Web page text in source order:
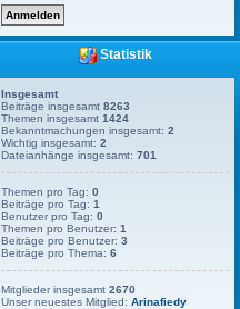
Statistik
Insgesamt
Beiträge insgesamt8263
Themen insgesamt1424
Bekanntmachungen insgesamt:2
Wichtig insgesamt:2
Dateianhänge insgesamt:701
Themen pro Tag:0
Beiträge pro Tag:1
Benutzer pro Tag:0
Themen pro Benutzer:1
Beiträge pro Benutzer:3
Beiträge pro Thema:6
Mitglieder insgesamt2670
Unser neuestes Mitglied:Arinafiedy